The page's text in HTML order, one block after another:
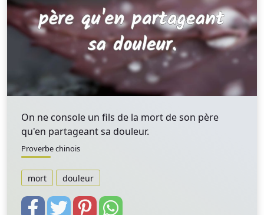
On ne console un fils de la mort de son père
qu'en partageant sa douleur.
Proverbe chinois
mort douleur